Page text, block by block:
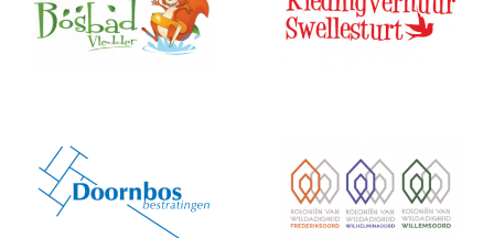
Bosbad
Doornbos Koloniecentrum
swellesturt